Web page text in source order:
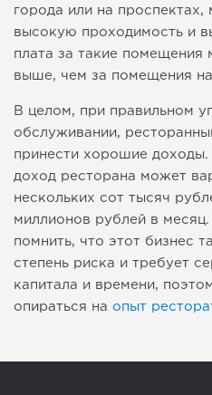
города или на проспектах,
высокую проходимость и
плата за такие помещения
выше, чем за помещения
В целом, при правильном
обслуживании,
принести хорошие доходы.
доход ресторана может
нескольких сот тысяч
миллионов рублей в
помнить, что этот бизнес
степень риска и требует
капитала и времени,
опираться на опыт